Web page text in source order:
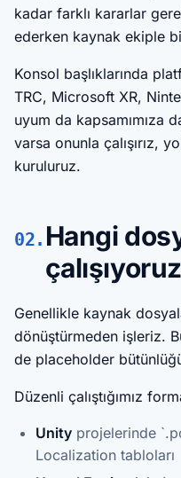
kadar farklı kararlar
ederken kaynak ekiple
Konsol başlıklarında
TRC, Microsoft XR,
uyum da kapsamımıza
varsa onunla çalışırız,
kuruluruz.
02. Hangi
Genellikle kaynak
dönüştürmeden işleriz.
de placeholder
Düzenli çalıştığımız
Unity projelerinde
Localization tabloları